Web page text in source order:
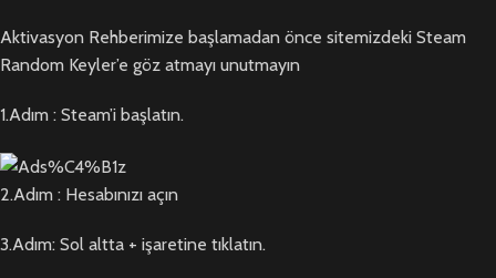
Aktivasyon Rehberimize başlamadan önce sitemizdeki Steam
Random Keyler’e göz atmayı unutmayın
1.Adım : Steam’i başlatın.
2.Adım : Hesabınızı açın
3.Adım: Sol altta + işaretine tıklatın.